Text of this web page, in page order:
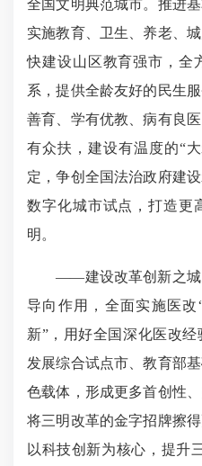
全国文明典范城市。推进
实施教育、卫生、养老、
快建设山区教育强市，全
系，提供全龄友好的民生
善育、学有优教、病有良
有众扶，建设有温度的“
定，争创全国法治政府建
数字化城市试点，打造更
明。
——建设改革创新之城
导向作用，全面实施医改
新”，用好全国深化医改
发展综合试点市、教育部
色载体，形成更多首创性
将三明改革的金字招牌擦
以科技创新为核心，提升